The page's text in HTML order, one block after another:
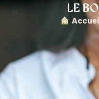
LE